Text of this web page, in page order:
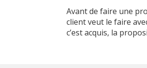
Avant de faire une
client veut le faire
c’est acquis, la